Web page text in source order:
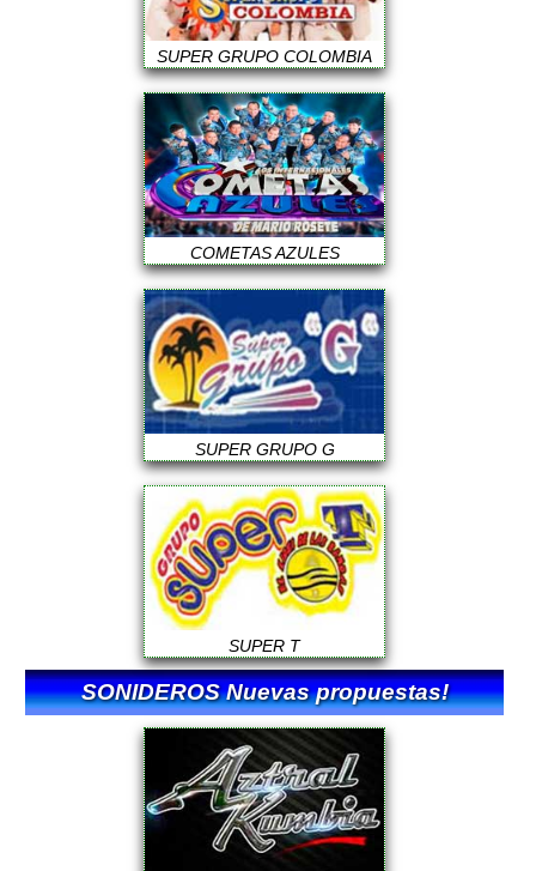
SUPER GRUPO COLOMBIA
COMETAS AZULES
SUPER GRUPO G
SUPER T
SONIDEROS Nuevas propuestas!